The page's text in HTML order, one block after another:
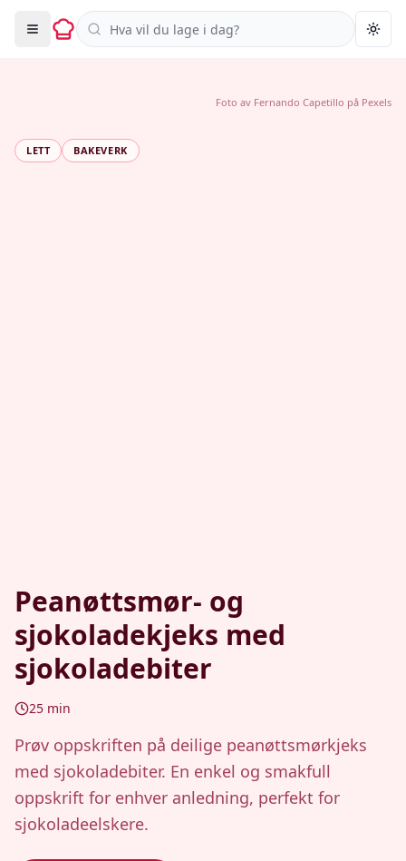
Søk i oppskrifter
LETT BAKEVERK
Peanøttsmør- og
sjokoladekjeks med
sjokoladebiter
25 min
Prøv oppskriften på deilige peanøttsmørkjeks
med sjokoladebiter. En enkel og smakfull
oppskrift for enhver anledning, perfekt for
sjokoladeelskere.
Foto av Fernando Capetillo på Pexels